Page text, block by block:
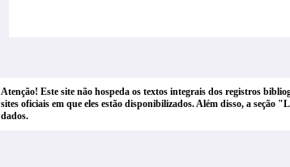
Atenção! Este site não hospeda os textos integrais dos registros
sites oficiais em que eles estão disponibilizados. Além disso, a seção
dados.